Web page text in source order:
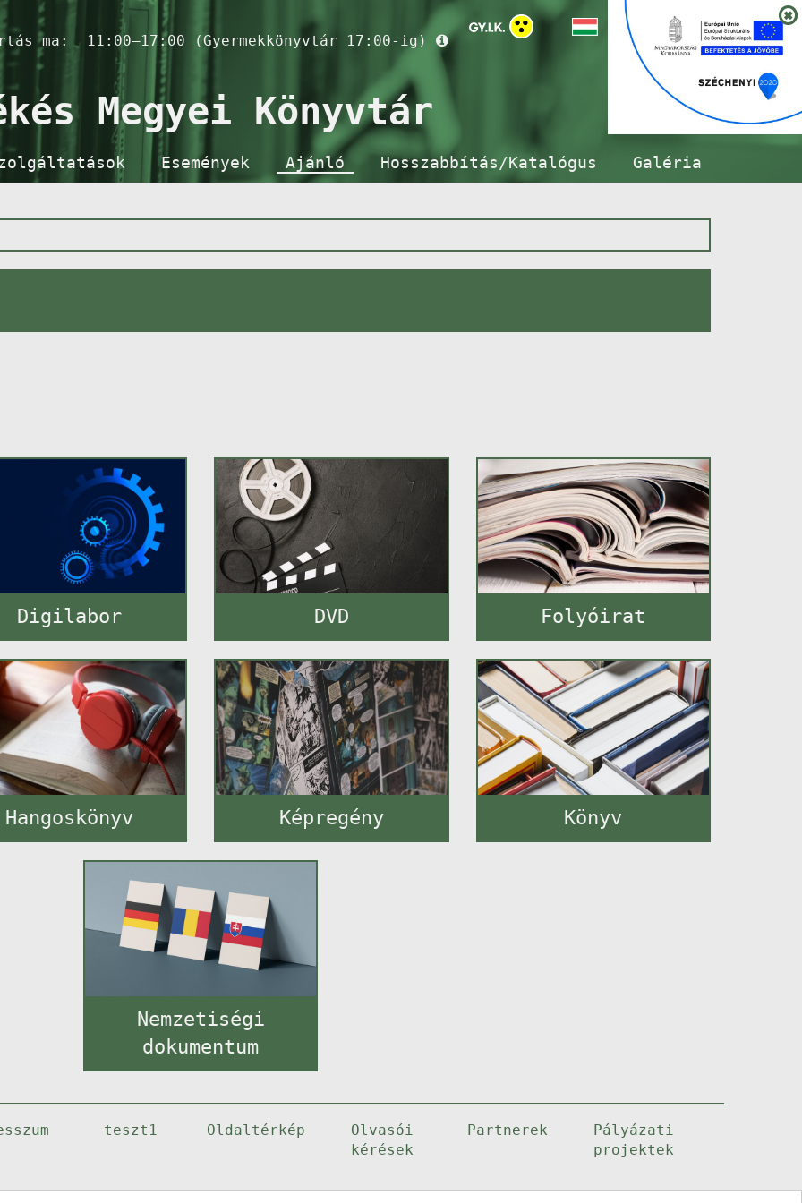
ma: 11:00–17:00 (Gyermekkönyvtár 17:00-ig)
Megyei Könyvtár
Események Ajánló Hosszabbítás/Katalógus Galéria
Digilabor DVD Folyóirat
Hangoskönyv Képregény Könyv
Nemzetiségi
dokumentum
teszt1 Oldaltérkép
Olvasói
kérések
Partnerek
Pályázati
projektek